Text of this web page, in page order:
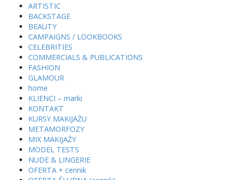
ARTISTIC
BACKSTAGE
BEAUTY
CAMPAIGNS / LOOKBOOKS
CELEBRITIES
COMMERCIALS & PUBLICATIONS
FASHION
GLAMOUR
home
KLIENCI – marki
KONTAKT
KURSY MAKIJAŻU
METAMORFOZY
MIX MAKIJAŻY
MODEL TESTS
NUDE & LINGERIE
OFERTA + cennik